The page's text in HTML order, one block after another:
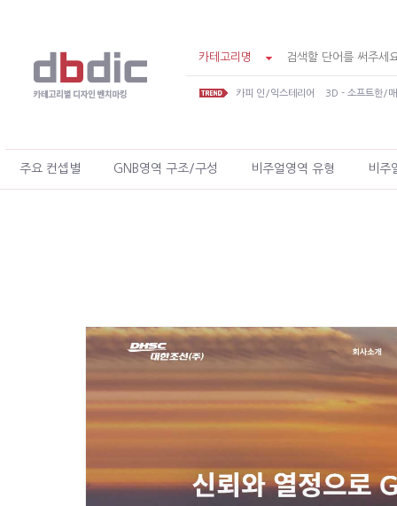
카테고리명
카피 인/익스테리어 3D - 소프트한/
주요 컨셉별 GNB영역 구조/구성 비주얼영역 유형 비주